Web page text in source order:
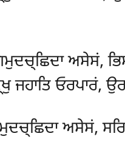
ਅਸੇਸਂ,
ਜਹਾਤਿ ਓਰਪਾਰਂ,
ਅਸੇਸਂ,